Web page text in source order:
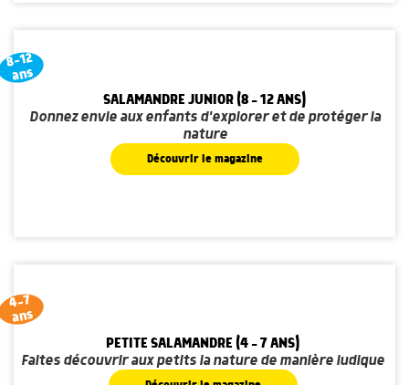
8-12
ans
SALAMANDRE JUNIOR (8 - 12 ANS)
Donnez envie aux enfants d'explorer et de protéger la
nature
Découvrir le magazine
4-7
ans
PETITE SALAMANDRE (4 - 7 ANS)
Faites découvrir aux petits la nature de manière ludique